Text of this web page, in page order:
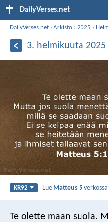
DailyVerses.net
DailyVerses.net ›Arkisto ›2025 ›
3. helmikuuta 2025
KR92 Lue Matteus 5 verkossa
Te olette maan suola.